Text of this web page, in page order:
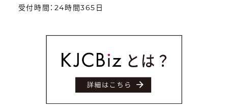
受付時間：24時間365日